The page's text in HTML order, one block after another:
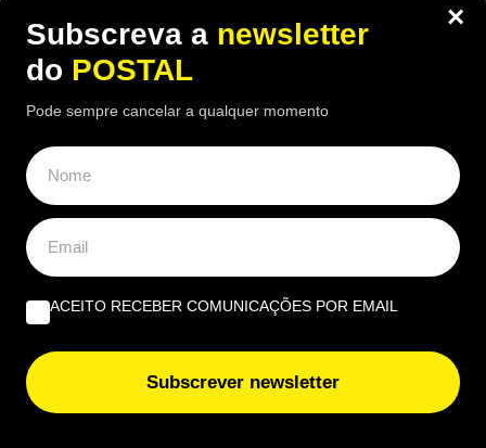
Portugal com milhares de produtos abaixo de 2€:
conheça a sua localização
Mulher perde pensão de viuvez por receber reforma:
tribunal reverte decisão e agora recebe mais de 2.000€
por mês
OPINIÃO
agosto | Por Ana Alexandra Resende
Quando viver no Algarve se torna um luxo | Por João
×
Subscreva a newsletter
do POSTAL
Pode sempre cancelar a qualquer momento
ACEITO RECEBER COMUNICAÇÕES POR EMAIL
Subscrever newsletter